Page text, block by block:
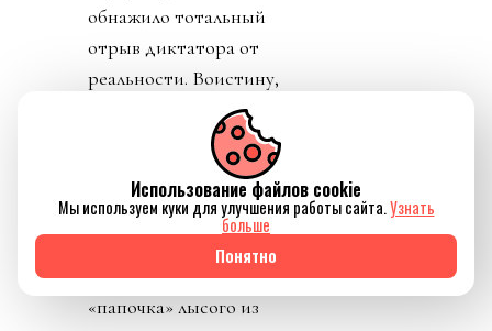
обнажило тотальный
отрыв диктатора от
реальности. Воистину,
тираны, жулики и
диктаторы так похожи
День 8. Понедельник. А
бенефициар и
«папочка» лысого из
Использование файлов cookie
Мы используем куки для улучшения работы сайта.Узнать
больше
Понятно